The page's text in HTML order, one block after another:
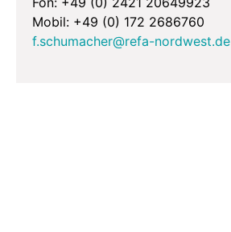
Mobil: +49 (0) 172 2686760
f.schumacher@refa-nordwest.de